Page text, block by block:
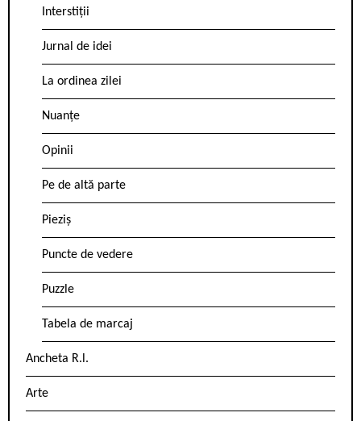
Interstiții
Jurnal de idei
La ordinea zilei
Nuanțe
Opinii
Pe de altă parte
Pieziș
Puncte de vedere
Puzzle
Tabela de marcaj
Ancheta R.l.
Arte